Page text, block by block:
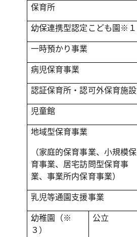
保育所
幼保連携型認定こども園※１
一時預かり事業
病児保育事業
認証保育所・認可外保育施設
児童館
地域型保育事業
（家庭的保育事業、小規模保
育事業、居宅訪問型保育事
業、事業所内保育事業）
乳児等通園支援事業
幼稚園（※
３）
公立